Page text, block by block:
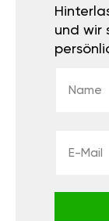
und wir